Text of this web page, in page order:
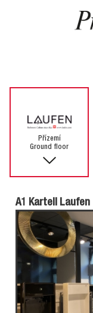
Přízemí
Ground floor
A1 Kartell Laufen